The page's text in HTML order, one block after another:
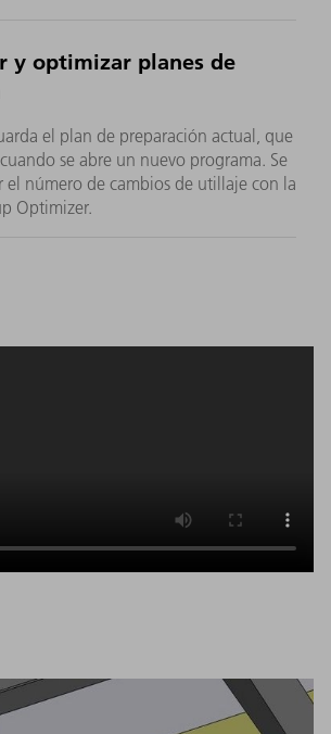
y optimizar planes de
el plan de preparación actual, que
se abre un nuevo programa. Se
el número de cambios de utillaje con la
Optimizer.